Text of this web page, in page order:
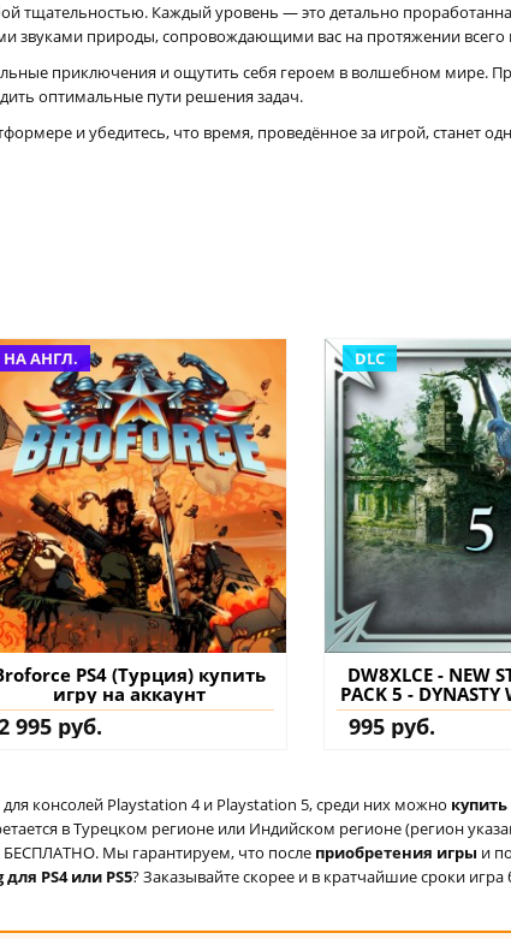
тщательностью. Каждый уровень — это детально
звуками природы, сопровождающими вас на протяжении всего
приключения и ощутить себя героем в волшебном мире.
оптимальные пути решения задач.
и убедитесь, что время, проведённое за игрой, станет
НА АНГЛ.
PS4 (Турция) купить
игру на аккаунт
995 руб.
DLC
DW8XLCE - NEW
PACK 5 - DYNASTY
Xtreme
Edition PS4
995 руб.
консолей Playstation 4 и Playstation 5, среди них можно купить
в Турецком регионе или Индийском регионе (регион
БЕСПЛАТНО. Мы гарантируем, что после приобретения игры и
PS4 или PS5? Заказывайте скорее и в кратчайшие сроки